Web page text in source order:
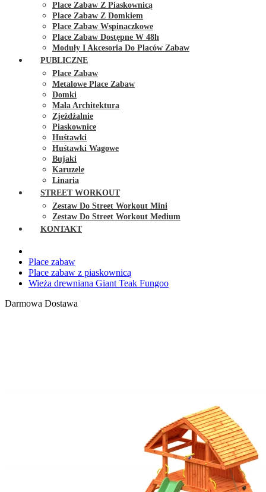
Place Zabaw Z Piaskownicą
Place Zabaw Z Domkiem
Place Zabaw Wspinaczkowe
Place Zabaw Dostępne W 48h
Moduły I Akcesoria Do Placów Zabaw
PUBLICZNE
Place Zabaw
Metalowe Place Zabaw
Domki
Mała Architektura
Zjeżdżalnie
Piaskownice
Huśtawki
Huśtawki Wagowe
Bujaki
Karuzele
Linaria
STREET WORKOUT
Zestaw Do Street Workout Mini
Zestaw Do Street Workout Medium
KONTAKT
Place zabaw
Place zabaw z piaskownicą
Wieża drewniana Giant Teak Fungoo
Darmowa Dostawa